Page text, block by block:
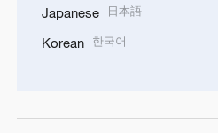
Japanese 日本語
Korean 한국어